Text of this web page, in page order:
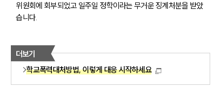
위원회에 회부되었고 일주일 정학이라는 무거운 징계처분을 받았
습니다.
더보기
학교폭력대처방법, 이렇게 대응 시작하세요